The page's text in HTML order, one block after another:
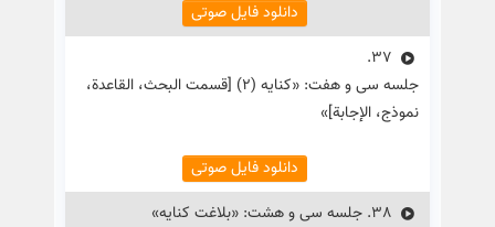
دانلود فایل صوتی
37.
جلسه سی و هفت: «کنایه (۲) [قسمت البحث، القاعدة،
نموذج، الإجابة]»
دانلود فایل صوتی
38. جلسه سی و هشت: «بلاغت کنایه»